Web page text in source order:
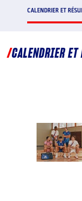
CALENDRIER ET
CALENDRIER ET